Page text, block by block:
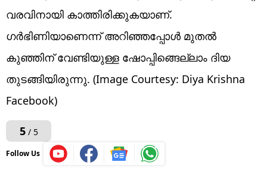
വരവിനായി കാത്തിരിക്കുകയാണ്.
ഗർഭിണിയാണെന്ന് അറിഞ്ഞപ്പോൾ മുതൽ
കുഞ്ഞിന് വേണ്ടിയുള്ള ഷോപ്പിങ്ങെല്ലാം ദിയ
തുടങ്ങിയിരുന്നു. (Image Courtesy: Diya Krishna
Facebook)
5/ 5
Follow Us